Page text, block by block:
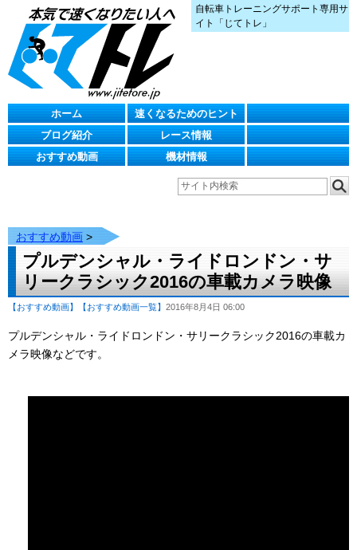
自転車トレーニングサポート専用サ
イト「じてトレ」
ホーム
速くなるためのヒント
ブログ紹介
レース情報
おすすめ動画
機材情報
おすすめ動画 >
プルデンシャル・ライドロンドン・サ
リークラシック2016の車載カメラ映像
【おすすめ動画】 【おすすめ動画一覧】 2016年8月4日 06:00
プルデンシャル・ライドロンドン・サリークラシック2016の車載カ
メラ映像などです。